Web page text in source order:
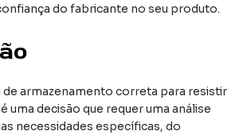
do fabricante no seu produto.
de armazenamento correta para resistir
uma decisão que requer uma análise
necessidades específicas, do